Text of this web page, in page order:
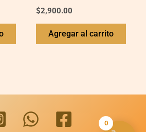
$2,900.00
Agregar al carrito
0